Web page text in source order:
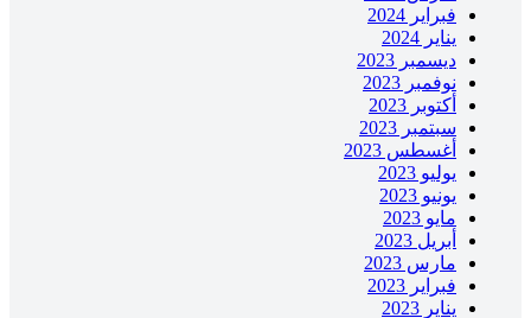
فبراير 2024
يناير 2024
ديسمبر 2023
نوفمبر 2023
أكتوبر 2023
سبتمبر 2023
أغسطس 2023
يوليو 2023
يونيو 2023
مايو 2023
أبريل 2023
مارس 2023
فبراير 2023
يناير 2023